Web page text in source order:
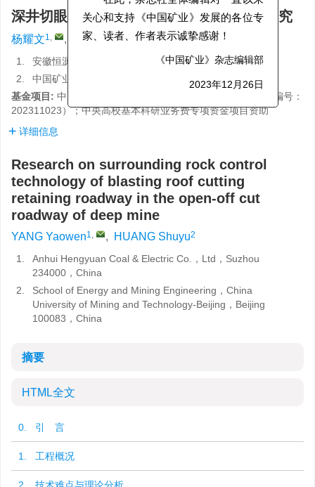
深井切眼巷道爆破切顶留巷围岩控制技术研究
杨耀文1, , 黄姝羽2
1.
安徽恒源煤电股份有限公司，安徽 宿州 234000
2.
中国矿业大学（北京）能源与矿业学院，北京 100083
基金项目: 中国矿业大学（北京）大学生创新训练项目资助（编号：
202311023）；中央高校基本科研业务费专项资金项目资助
详细信息
Research on surrounding rock control
technology of blasting roof cutting
retaining roadway in the open-off cut
roadway of deep mine
YANG Yaowen1, , HUANG Shuyu2
1.
Anhui Hengyuan Coal & Electric Co.，Ltd，Suzhou
234000，China
2.
School of Energy and Mining Engineering，China
University of Mining and Technology-Beijing，Beijing
100083，China
摘要
HTML全文
0. 引 言
1. 工程概况
在此，杂志社全体编辑对一直以来
关心和支持《中国矿业》发展的各位专
家、读者、作者表示诚挚感谢！
《中国矿业》杂志编辑部
2023年12月26日